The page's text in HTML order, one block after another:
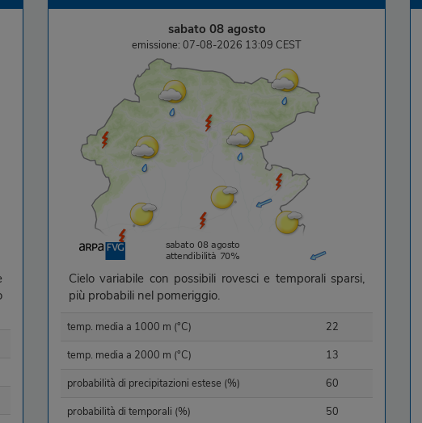
sabato 08 agosto
emissione: 07-08-2026 13:09 CEST
Cielo variabile con possibili rovesci e temporali sparsi,
più probabili nel pomeriggio.
temp. media a 1000 m (°C)
22
temp. media a 2000 m (°C)
13
probabilità di precipitazioni estese (%)
60
probabilità di temporali (%)
50